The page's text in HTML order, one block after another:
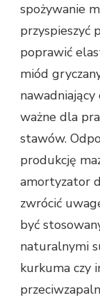
spożywanie
przyspieszyć
poprawić
miód
ważne dla
stawów.
produkcję
amortyzator
zwrócić
być
naturalnymi
kurkuma czy